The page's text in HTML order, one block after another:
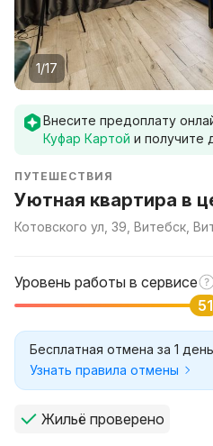
1/17
Внесите предоплату
Куфар Картой и получите
ПУТЕШЕСТВИЯ
Уютная квартира в
Котовского ул, 39, Витебск,
Уровень работы в сервисе
51
Бесплатная отмена за 1
Узнать правила отмены
Жильё проверено